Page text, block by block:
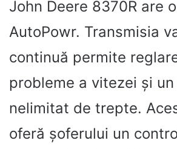
John Deere 8370R are
AutoPowr. Transmisia
continuă permite
probleme a vitezei și
nelimitat de trepte.
oferă șoferului un